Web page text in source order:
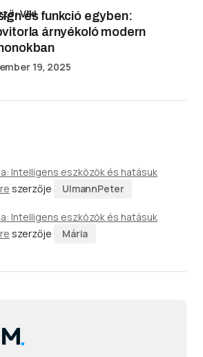
és funkció egyben:
árnyékoló modern
Viki
19, 2025
Intelligens eszközök és hatásuk
szerzője UlmannPeter
Intelligens eszközök és hatásuk
szerzője Mária